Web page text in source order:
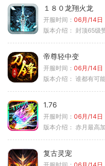
１８０龙翔火龙
开服时间： 06月/14日
版本介绍： 封顶65级
帝尊轻中变
开服时间： 06月/14日
版本介绍： 谁都有可
1.76
开服时间： 06月/14日
版本介绍： 赤月最高加
复古灵宠
开服时间： 06月/14日